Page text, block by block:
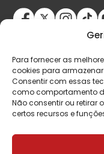
Para fornecer as
cookies para
Consentir com essas
como comportamento
Não consentir ou retirar
certos recursos e
© Copyright